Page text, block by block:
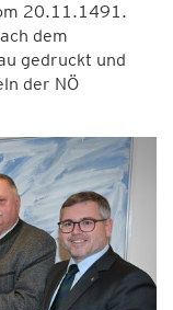
20.11.1491.
dem
gedruckt und
der NÖ